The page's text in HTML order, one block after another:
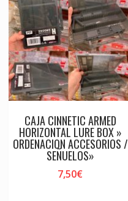
CAJA CINNETIC ARMED
HORIZONTAL LURE BOX »
ORDENACION ACCESORIOS /
SEÑUELOS»
7,50€